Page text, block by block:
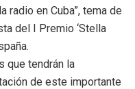
radio en Cuba”, tema de
del I Premio ‘Stella
que tendrán la
de este importante